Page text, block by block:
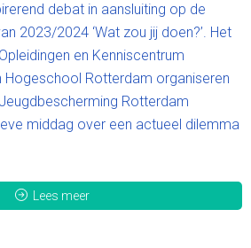
debat in aansluiting op de
2023/2024 ‘Wat zou jij doen?’. Het
en Kenniscentrum
Hogeschool Rotterdam organiseren
Rotterdam
middag over een actueel dilemma
Lees meer